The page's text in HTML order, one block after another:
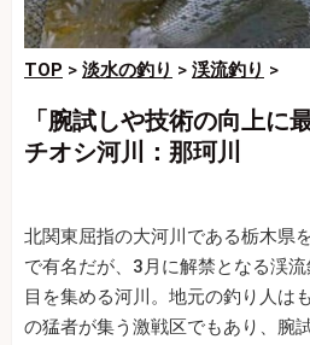
TOP > 淡水の釣り > 渓流釣り >
「腕試しや技術の向上に
チオシ河川：那珂川
北関東屈指の大河川である栃木県
で有名だが、3月に解禁となる渓
目を集める河川。地元の釣り人は
の猛者が集う激戦区でもあり、腕